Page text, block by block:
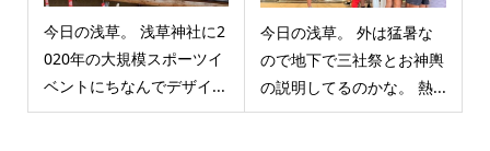
今日の浅草。 浅草神社に2
020年の大規模スポーツイ
ベントにちなんでデザイ...
今日の浅草。 外は猛暑な
ので地下で三社祭とお神輿
の説明してるのかな。 熱...